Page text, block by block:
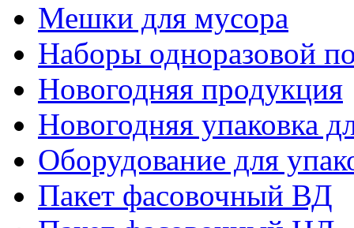
Мешки для мусора
Наборы одноразовой
Новогодняя продукция
Новогодняя упаковка
Оборудование для
Пакет фасовочный ВД